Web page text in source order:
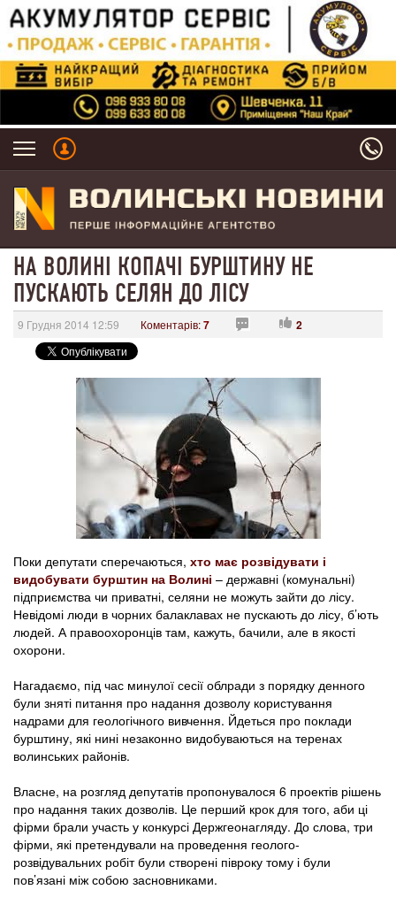
НА ВОЛИНІ КОПАЧІ БУРШТИНУ НЕ
ПУСКАЮТЬ СЕЛЯН ДО ЛІСУ
9 Грудня 2014 12:59 Коментарів:7 2
Поки депутати сперечаються, хто має розвідувати і
видобувати бурштин на Волині – державні (комунальні)
підприємства чи приватні, селяни не можуть зайти до лісу.
Невідомі люди в чорних балаклавах не пускають до лісу, б’ють
людей. А правоохоронців там, кажуть, бачили, але в якості
охорони.
Нагадаємо, під час минулої сесії облради з порядку денного
були зняті питання про надання дозволу користування
надрами для геологічного вивчення. Йдеться про поклади
бурштину, які нині незаконно видобуваються на теренах
волинських районів.
Власне, на розгляд депутатів пропонувалося 6 проектів рішень
про надання таких дозволів. Це перший крок для того, аби ці
фірми брали участь у конкурсі Держгеонагляду. До слова, три
фірми, які претендували на проведення геолого-
розвідувальних робіт були створені півроку тому і були
пов’язані між собою засновниками.